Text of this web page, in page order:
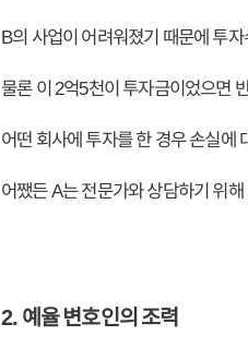
B의 사업이 어려워졌기 때문에 투
물론 이 2억5천이 투자금이었으면
어떤 회사에 투자를 한 경우 손실에
어쨌든 A는 전문가와 상담하기 위
2. 예율 변호인의 조력